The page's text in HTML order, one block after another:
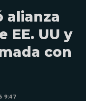
alianza
EE. UU y
con
9:47